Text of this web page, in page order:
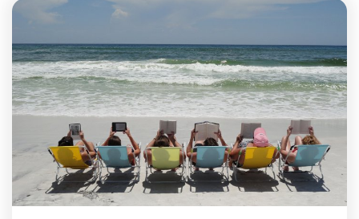
Contact Us
Politique
Business
World